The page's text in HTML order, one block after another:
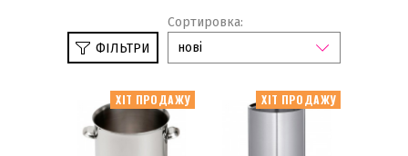
Сортировка:
нові
ФІЛЬТРИ
Келихи
Склянки
ХІТ ПРОДАЖУ ХІТ ПРОДАЖУ